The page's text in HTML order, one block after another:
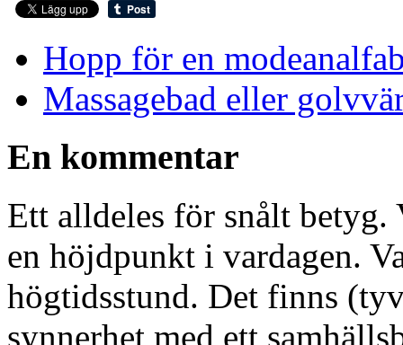
Hopp för en
Massagebad eller
En kommentar
Ett alldeles för snålt betyg.
en höjdpunkt i vardagen.
högtidsstund. Det finns
synnerhet med ett